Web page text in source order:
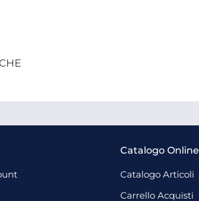
Catalogo Online
Catalogo Articoli
Carrello Acquisti